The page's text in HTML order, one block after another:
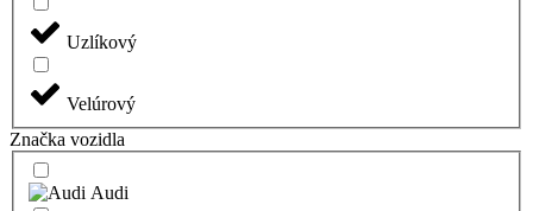
Uzlíkový
Velúrový
Značka vozidla
Audi